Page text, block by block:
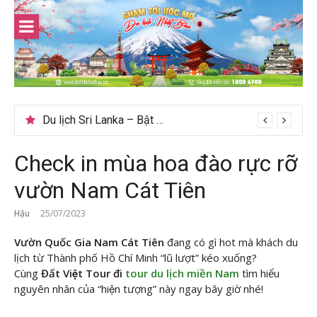
Skip
content
Gợi ý – Tháng 7 Hàn Quốc nên đi đâu, mặc gì đẹp?
Check in mùa hoa đào rực rỡ
vườn Nam Cát Tiên
Hậu 25/07/2023
Vườn Quốc Gia Nam Cát Tiên đang có gì hot mà khách du
lịch từ Thành phố Hồ Chí Minh “lũ lượt” kéo xuống?
Cùng Đất Việt Tour đi tour du lịch miền Nam tìm hiểu
nguyên nhân của “hiện tượng” này ngay bây giờ nhé!